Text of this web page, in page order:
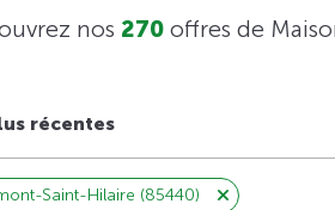
nos 270 offres de
récentes
Saint-Hilaire (85440)